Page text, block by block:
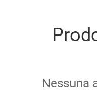
Nessuna